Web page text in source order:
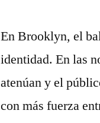
con
tres
En Brooklyn, el
identidad. En las
atenúan y el
con más fuerza